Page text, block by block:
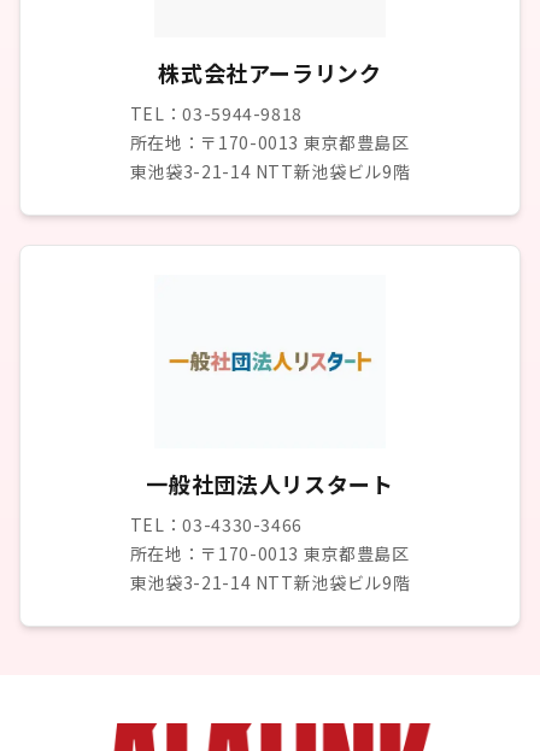
株式会社アーラリンク
TEL：03-5944-9818
所在地：〒170-0013 東京都豊島区
東池袋3-21-14 NTT新池袋ビル9階
一般社団法人リスタート
TEL：03-4330-3466
所在地：〒170-0013 東京都豊島区
東池袋3-21-14 NTT新池袋ビル9階